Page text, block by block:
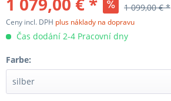
1 099,00 € *
Ceny incl. DPH plus náklady na dopravu
Čas dodání 2-4 Pracovní dny
Farbe: